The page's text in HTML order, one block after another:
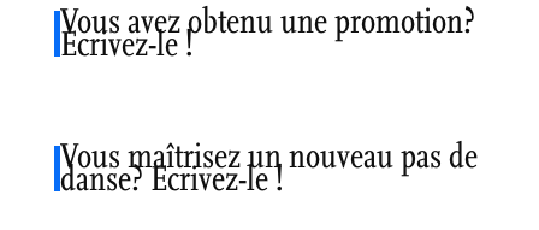
Vous avez obtenu une promotion?
Ecrivez-le !
Vous maîtrisez un nouveau pas de
danse? Ecrivez-le !